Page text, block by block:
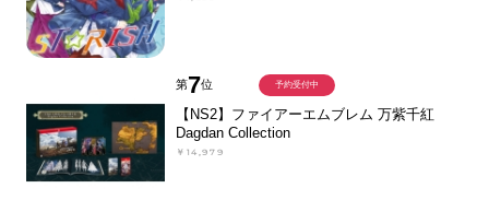
第7位
【NS2】ファイアーエムブレム 万紫千紅
Dagdan Collection
￥14,979
予約受付中